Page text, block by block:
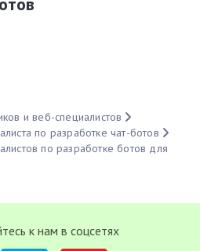
и веб-специалистов
по разработке чат-ботов
по разработке ботов для
к нам в соцсетях